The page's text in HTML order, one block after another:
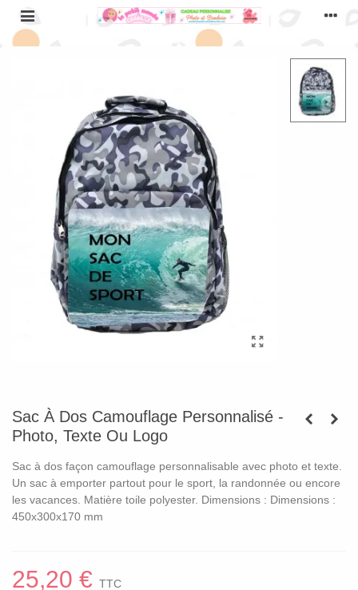
Sac À Dos Camouflage Personnalisé -
Photo, Texte Ou Logo
Sac à dos façon camouflage personnalisable avec photo et texte.
Un sac à emporter partout pour le sport, la randonnée ou encore
les vacances. Matière toile polyester. Dimensions : Dimensions :
450x300x170 mm
25,20 € TTC